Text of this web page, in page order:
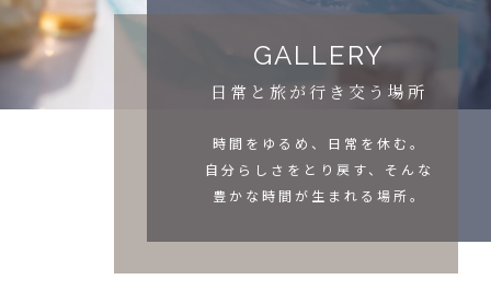
GALLERY
日常と旅が行き交う場所
時間をゆるめ、日常を休む。
自分らしさをとり戻す、そんな
豊かな時間が生まれる場所。